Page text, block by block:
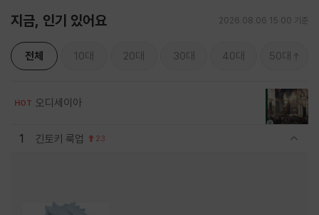
지금, 인기 있어요 2026.08.06 15:00 기준
전체 10대 20대 30대 40대 50대
HOT 오디세이아
1 긴토키 룩업 23